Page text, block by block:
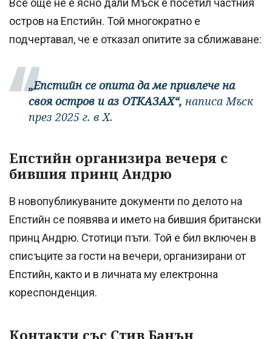
Все още не е ясно дали Мъск е посетил частния
остров на Епстийн. Той многократно е
подчертавал, че е отказал опитите за сближаване:
„Епстийн се опита да ме привлече на
своя остров и аз ОТКАЗАХ“, написа Мъск
през 2025 г. в X.
Епстийн организира вечеря с
бившия принц Андрю
В новопубликуваните документи по делото на
Епстийн се появява и името на бившия британски
принц Андрю. Стотици пъти. Той е бил включен в
списъците за гости на вечери, организирани от
Епстийн, както и в личната му електронна
кореспонденция.
Контакти със Стив Банън